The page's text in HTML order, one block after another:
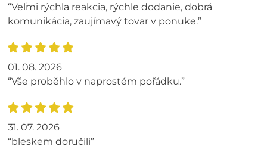
“Veľmi rýchla reakcia, rýchle dodanie, dobrá
komunikácia, zaujímavý tovar v ponuke.”
01. 08. 2026
“Vše proběhlo v naprostém pořádku.”
31. 07. 2026
“bleskem doručili”